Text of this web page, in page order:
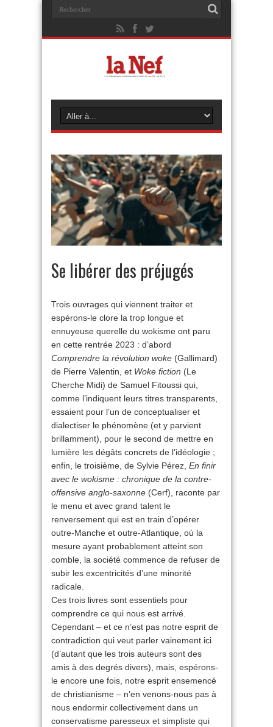
Se libérer des préjugés
Trois ouvrages qui viennent traiter et
espérons-le clore la trop longue et
ennuyeuse querelle du wokisme ont paru
en cette rentrée 2023 : d’abord
Comprendre la révolution woke (Gallimard)
de Pierre Valentin, et Woke fiction (Le
Cherche Midi) de Samuel Fitoussi qui,
comme l’indiquent leurs titres transparents,
essaient pour l’un de conceptualiser et
dialectiser le phénomène (et y parvient
brillamment), pour le second de mettre en
lumière les dégâts concrets de l’idéologie ;
enfin, le troisième, de Sylvie Pérez, En finir
avec le wokisme : chronique de la contre-
offensive anglo-saxonne (Cerf), raconte par
le menu et avec grand talent le
renversement qui est en train d’opérer
outre-Manche et outre-Atlantique, où la
mesure ayant probablement atteint son
comble, la société commence de refuser de
subir les excentricités d’une minorité
radicale.
Ces trois livres sont essentiels pour
comprendre ce qui nous est arrivé.
Cependant – et ce n’est pas notre esprit de
contradiction qui veut parler vainement ici
(d’autant que les trois auteurs sont des
amis à des degrés divers), mais, espérons-
le encore une fois, notre esprit ensemencé
de christianisme – n’en venons-nous pas à
nous endormir collectivement dans un
conservatisme paresseux et simpliste qui